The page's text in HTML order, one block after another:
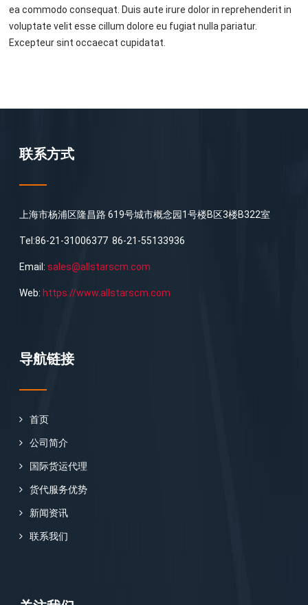
ea commodo consequat. Duis aute irure dolor in reprehenderit in
voluptate velit esse cillum dolore eu fugiat nulla pariatur.
Excepteur sint occaecat cupidatat.
联系方式
上海市杨浦区隆昌路 619号城市概念园1号楼B区3楼B322室
Tel:86-21-31006377 86-21-55133936
Email:sales@allstarscm.com
Web: https://www.allstarscm.com
导航链接
首页
公司简介
国际货运代理
货代服务优势
新闻资讯
联系我们